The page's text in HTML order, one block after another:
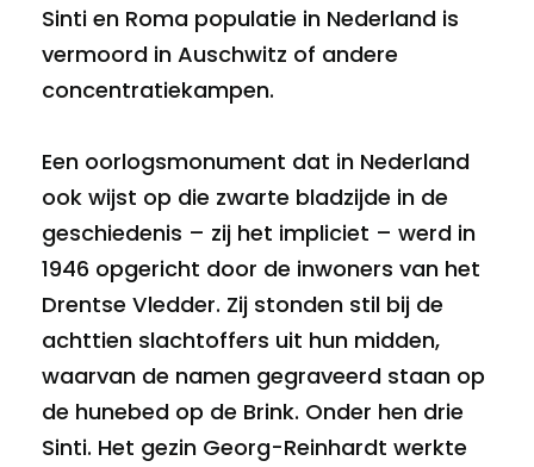
Sinti en Roma populatie in Nederland is
vermoord in Auschwitz of andere
concentratiekampen.
Een oorlogsmonument dat in Nederland
ook wijst op die zwarte bladzijde in de
geschiedenis – zij het impliciet – werd in
1946 opgericht door de inwoners van het
Drentse Vledder. Zij stonden stil bij de
achttien slachtoffers uit hun midden,
waarvan de namen gegraveerd staan op
de hunebed op de Brink. Onder hen drie
Sinti. Het gezin Georg-Reinhardt werkte